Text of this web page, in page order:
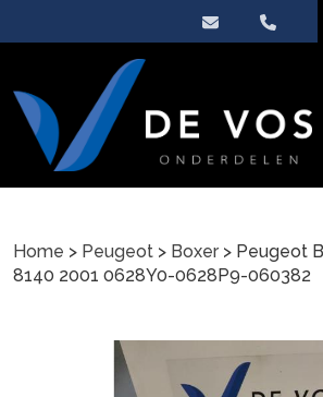
Home > Peugeot > Boxer > Peugeot
8140 2001 0628Y0-0628P9-060382